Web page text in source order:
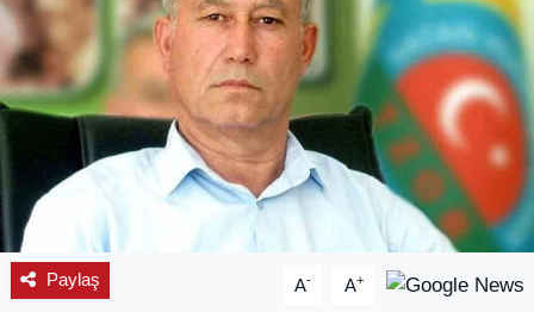
Paylaş A- A+
YAŞAM
BİLİM - TEKNOLOJİ
KADIN
KÜLTÜR SANAT
MAGAZİN